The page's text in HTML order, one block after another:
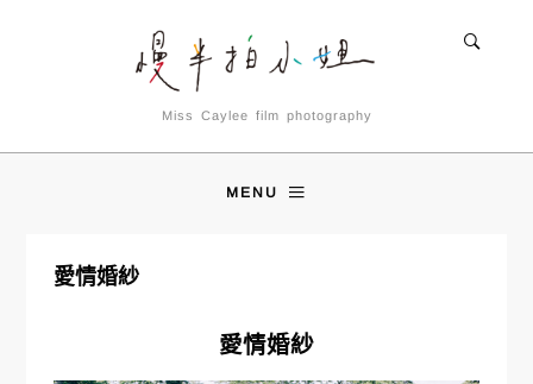
Miss Caylee film photography
MENU
愛情婚紗
愛情婚紗